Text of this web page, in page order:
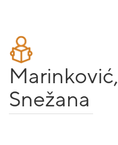
Marinković,
Snežana